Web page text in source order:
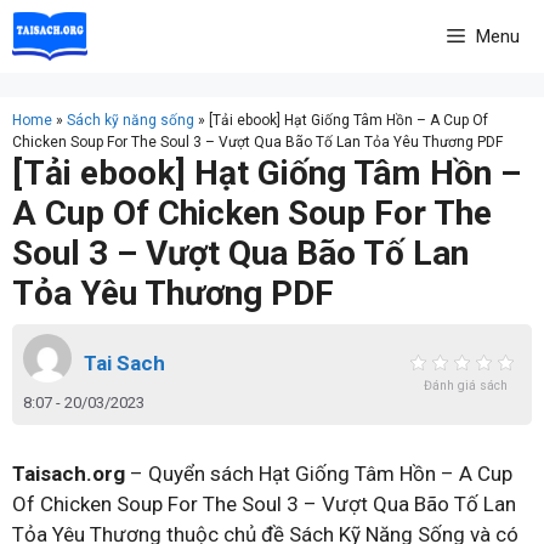
Skip
to
Menu
Home » Sách kỹ năng sống » [Tải ebook] Hạt Giống Tâm Hồn – A Cup Of
Chicken Soup For The Soul 3 – Vượt Qua Bão Tố Lan Tỏa Yêu Thương PDF
[Tải ebook] Hạt Giống Tâm Hồn –
A Cup Of Chicken Soup For The
Soul 3 – Vượt Qua Bão Tố Lan
Tỏa Yêu Thương PDF
Tai Sach
8:07 - 20/03/2023
Đánh giá sách
Taisach.org – Quyển sách Hạt Giống Tâm Hồn – A Cup
Of Chicken Soup For The Soul 3 – Vượt Qua Bão Tố Lan
Tỏa Yêu Thương thuộc chủ đề Sách Kỹ Năng Sống và có